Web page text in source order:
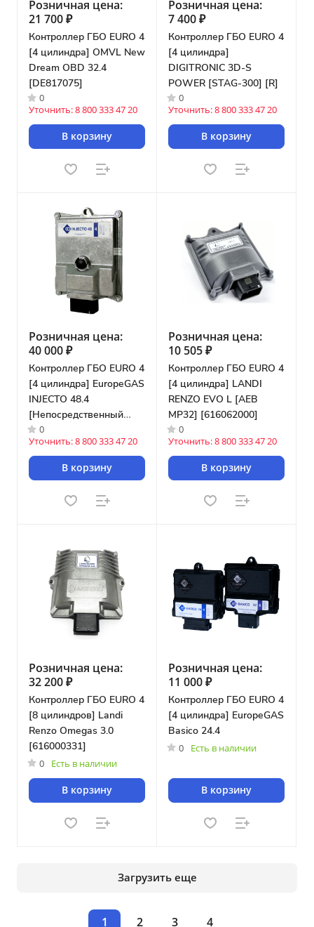
Розничная цена:
21 700 ₽
Контроллер ГБО EURO 4
[4 цилиндра] OMVL New
Dream OBD 32.4
[DE817075]
0
Уточнить: 8 800 333 47 20
В корзину
Розничная цена:
7 400 ₽
Контроллер ГБО EURO 4
[4 цилиндра]
DIGITRONIC 3D-S
POWER [STAG-300] [R]
0
Уточнить: 8 800 333 47 20
В корзину
Розничная цена:
40 000 ₽
Контроллер ГБО EURO 4
[4 цилиндра] EuropeGAS
INJECTO 48.4
[Непосредственный
впрыск]
0
Уточнить: 8 800 333 47 20
В корзину
Розничная цена:
10 505 ₽
Контроллер ГБО EURO 4
[4 цилиндра] LANDI
RENZO EVO L [AEB
MP32] [616062000]
0
Уточнить: 8 800 333 47 20
В корзину
Розничная цена:
32 200 ₽
Контроллер ГБО EURO 4
[8 цилиндров] Landi
Renzo Omegas 3.0
[616000331]
0 Есть в наличии
В корзину
Розничная цена:
11 000 ₽
Контроллер ГБО EURO 4
[4 цилиндра] EuropeGAS
Basico 24.4
0 Есть в наличии
В корзину
Загрузить еще
1 2 3 4